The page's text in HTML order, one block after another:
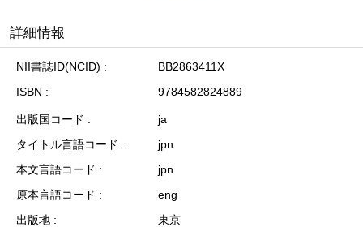
詳細情報
NII書誌ID(NCID)
BB2863411X
ISBN
9784582824889
出版国コード
ja
タイトル言語コード
jpn
本文言語コード
jpn
原本言語コード
eng
出版地
東京